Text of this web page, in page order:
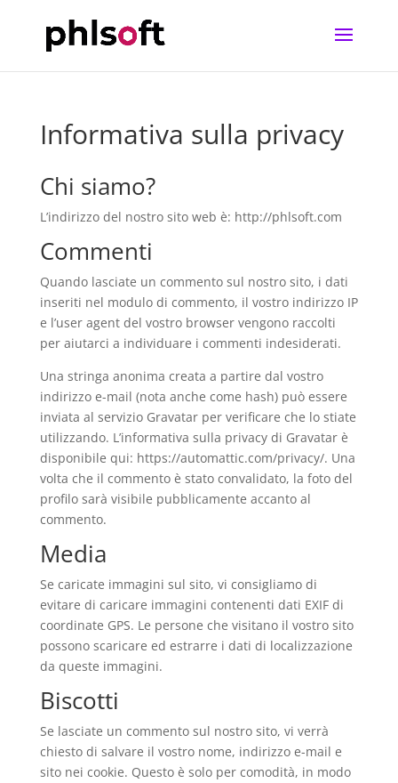
Informativa sulla privacy
Chi siamo?
L’indirizzo del nostro sito web è: http://phlsoft.com
Commenti
Quando lasciate un commento sul nostro sito, i dati
inseriti nel modulo di commento, il vostro indirizzo IP
e l’user agent del vostro browser vengono raccolti
per aiutarci a individuare i commenti indesiderati.
Una stringa anonima creata a partire dal vostro
indirizzo e-mail (nota anche come hash) può essere
inviata al servizio Gravatar per verificare che lo stiate
utilizzando. L’informativa sulla privacy di Gravatar è
disponibile qui: https://automattic.com/privacy/. Una
volta che il commento è stato convalidato, la foto del
profilo sarà visibile pubblicamente accanto al
commento.
Media
Se caricate immagini sul sito, vi consigliamo di
evitare di caricare immagini contenenti dati EXIF di
coordinate GPS. Le persone che visitano il vostro sito
possono scaricare ed estrarre i dati di localizzazione
da queste immagini.
Biscotti
Se lasciate un commento sul nostro sito, vi verrà
chiesto di salvare il vostro nome, indirizzo e-mail e
sito nei cookie. Questo è solo per comodità, in modo